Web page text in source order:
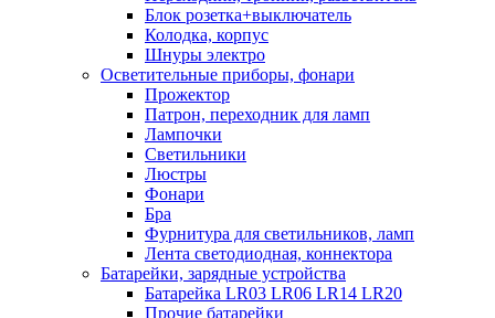
Блок розетка+выключатель
Колодка, корпус
Шнуры электро
Осветительные приборы, фонари
Прожектор
Патрон, переходник для ламп
Лампочки
Светильники
Люстры
Фонари
Бра
Фурнитура для светильников, ламп
Лента светодиодная, коннектора
Батарейки, зарядные устройства
Батарейка LR03 LR06 LR14 LR20
Прочие батарейки